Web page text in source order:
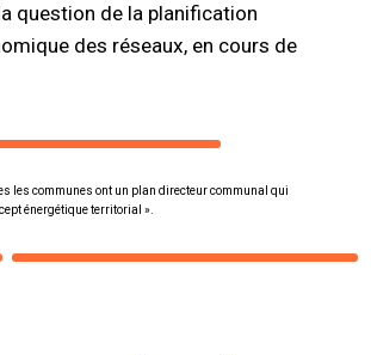
question de la planification
des réseaux, en cours de
les communes ont un plan directeur communal qui
énergétique territorial ».